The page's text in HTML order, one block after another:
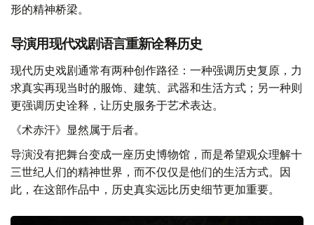
形的精神桥梁。
导演用现代戏剧语言重新诠释历史
现代历史戏剧通常有两种创作路径：一种强调历史复原，力
求真实再现当时的服饰、建筑、武器和生活方式；另一种则
更强调历史诠释，让历史服务于艺术表达。
《术赤汗》显然属于后者。
导演没有把舞台变成一座历史博物馆，而是希望观众理解十
三世纪人们的精神世界，而不仅仅是他们的生活方式。因
此，在这部作品中，历史真实远比历史细节更加重要。